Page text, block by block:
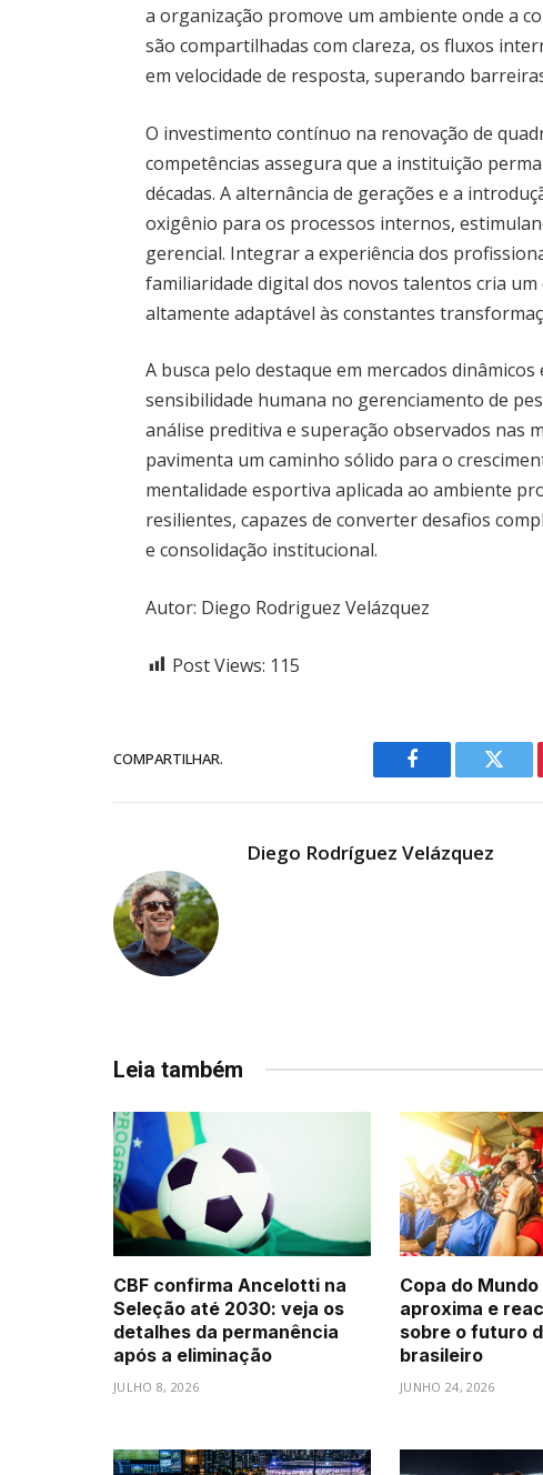
a organização promove um ambiente onde a
são compartilhadas com clareza, os fluxos
em velocidade de resposta, superando
O investimento contínuo na renovação de
competências assegura que a instituição
décadas. A alternância de gerações e a
oxigênio para os processos internos,
gerencial. Integrar a experiência dos
familiaridade digital dos novos talentos cria
altamente adaptável às constantes
A busca pelo destaque em mercados
sensibilidade humana no gerenciamento de
análise preditiva e superação observados nas
pavimenta um caminho sólido para o
mentalidade esportiva aplicada ao ambiente
resilientes, capazes de converter desafios
e consolidação institucional.
Autor: Diego Rodriguez Velázquez
Post Views: 115
COMPARTILHAR.
Facebook
Diego Rodríguez Velázquez
Leia também
CBF confirma Ancelotti na
Seleção até 2030: veja os
detalhes da permanência
após a eliminação
JULHO 8, 2026
Copa do
aproxima e
sobre o futuro
brasileiro
JUNHO 24, 2026